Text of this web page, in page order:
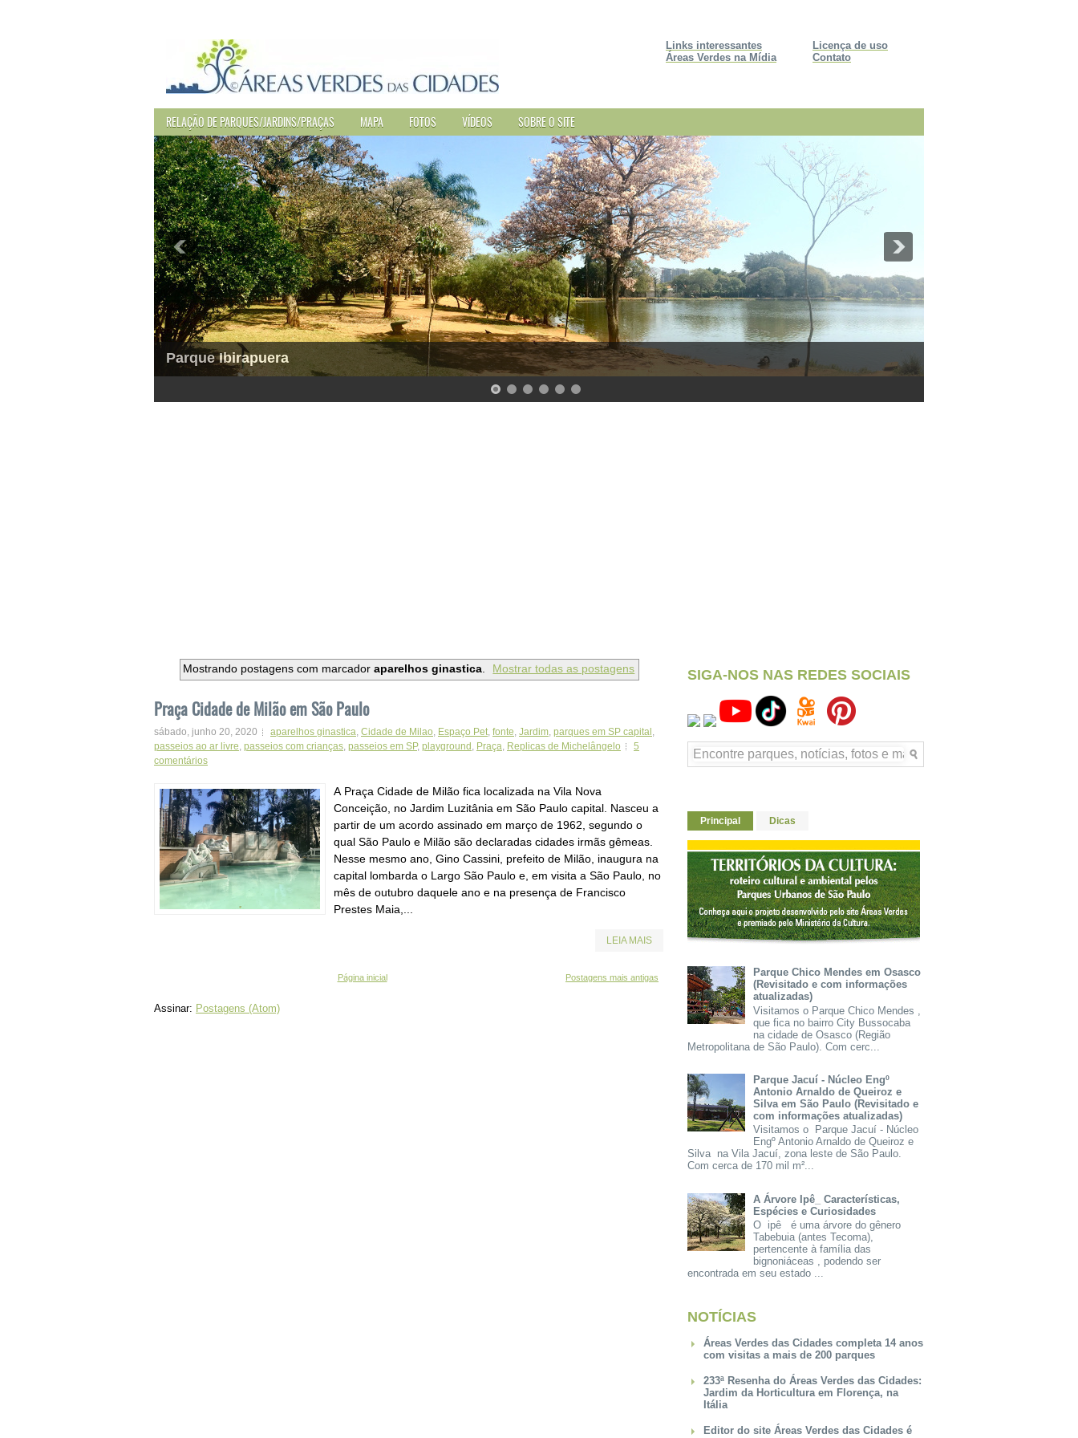
Licença de uso
Contato
Links interessantes
Áreas Verdes na Mídia
RELAÇÃO DE PARQUES/JARDINS/PRAÇAS MAPA FOTOS VÍDEOS SOBRE O SITE
Parque Ibirapuera
Mostrando postagens com marcador aparelhos ginastica. Mostrar todas as postagens
Praça Cidade de Milão em São Paulo
sábado, junho 20, 2020 aparelhos ginastica Cidade de Milao Espaço Pet fonte Jardim parques em SP capital
passeios ao ar livre passeios com crianças passeios em SP, playground Praça Replicas de Michelângelo
5
comentários
A Praça Cidade de Milão fica localizada na Vila Nova
Conceição, no Jardim Luzitânia em São Paulo capital. Nasceu a
partir de um acordo assinado em março de 1962, segundo o
qual São Paulo e Milão são declaradas cidades irmãs gêmeas.
Nesse mesmo ano, Gino Cassini, prefeito de Milão, inaugura na
capital lombarda o Largo São Paulo e, em visita a São Paulo, no
mês de outubro daquele ano e na presença de Francisco
Prestes Maia,...
LEIA MAIS
Postagens mais antigas
Página inicial
Assinar: Postagens (Atom)
SIGA-NOS NAS REDES SOCIAIS
Principal Dicas
Parque Chico Mendes em Osasco
(Revisitado e com informações
atualizadas)
Visitamos o Parque Chico Mendes ,
que fica no bairro City Bussocaba
na cidade de Osasco (Região
Metropolitana de São Paulo). Com cerc...
Parque Jacuí - Núcleo Engº
Antonio Arnaldo de Queiroz e
Silva em São Paulo (Revisitado e
com informações atualizadas)
Visitamos o Parque Jacuí - Núcleo
Engº Antonio Arnaldo de Queiroz e
Silva na Vila Jacuí, zona leste de São Paulo.
Com cerca de 170 mil m²...
A Árvore Ipê_ Características,
Espécies e Curiosidades
O ipê é uma árvore do gênero
Tabebuia (antes Tecoma),
pertencente à família das
bignoniáceas , podendo ser
encontrada em seu estado ...
NOTÍCIAS
Áreas Verdes das Cidades completa 14 anos
com visitas a mais de 200 parques
233ª Resenha do Áreas Verdes das Cidades:
Jardim da Horticultura em Florença, na
Itália
Editor do site Áreas Verdes das Cidades é